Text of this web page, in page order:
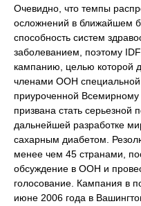
Очевидно, что темпы
осложнений в ближайшем
способность систем
заболеванием, поэтому
кампанию, целью которой
членами ООН специальной
приуроченной
призвана стать серьезной
дальнейшей разработке
сахарным диабетом.
менее чем 45 странами,
обсуждение в ООН и
голосование. Кампания в
июне 2006 года в